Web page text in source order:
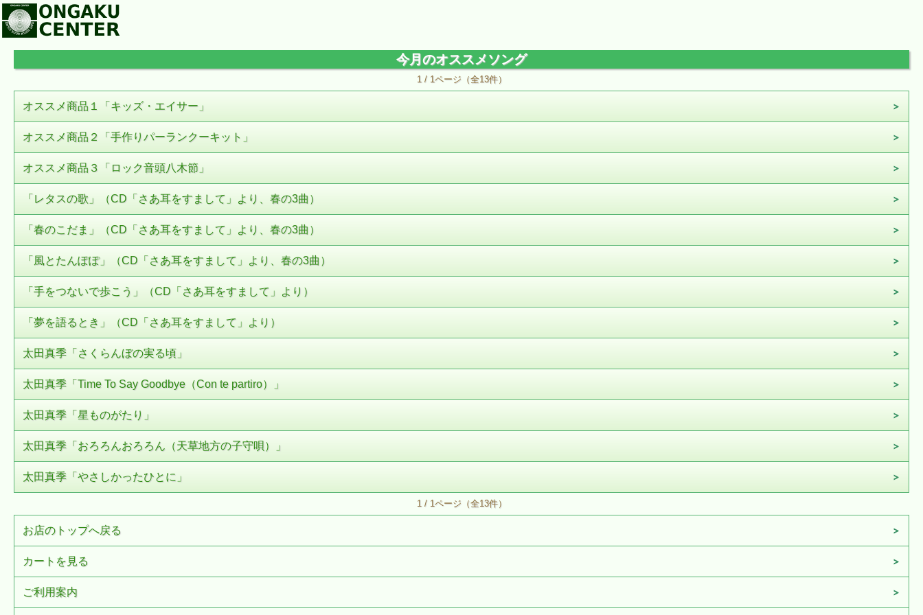
今月のオススメソング
1 / 1ページ（全13件）
オススメ商品１「キッズ・エイサー」
オススメ商品２「手作りパーランクーキット」
オススメ商品３「ロック音頭八木節」
「レタスの歌」（CD「さあ耳をすまして」より、春の3曲）
「春のこだま」（CD「さあ耳をすまして」より、春の3曲）
「風とたんぽぽ」（CD「さあ耳をすまして」より、春の3曲）
「手をつないで歩こう」（CD「さあ耳をすまして」より）
「夢を語るとき」（CD「さあ耳をすまして」より）
太田真季「さくらんぼの実る頃」
太田真季「Time To Say Goodbye（Con te partiro）」
太田真季「星ものがたり」
太田真季「おろろんおろろん（天草地方の子守唄）」
太田真季「やさしかったひとに」
1 / 1ページ（全13件）
お店のトップへ戻る
カートを見る
ご利用案内